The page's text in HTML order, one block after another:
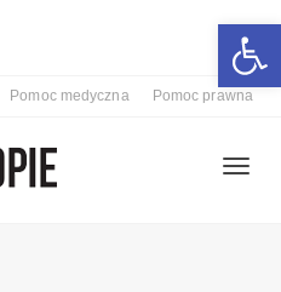
Pomoc medyczna Pomoc prawna